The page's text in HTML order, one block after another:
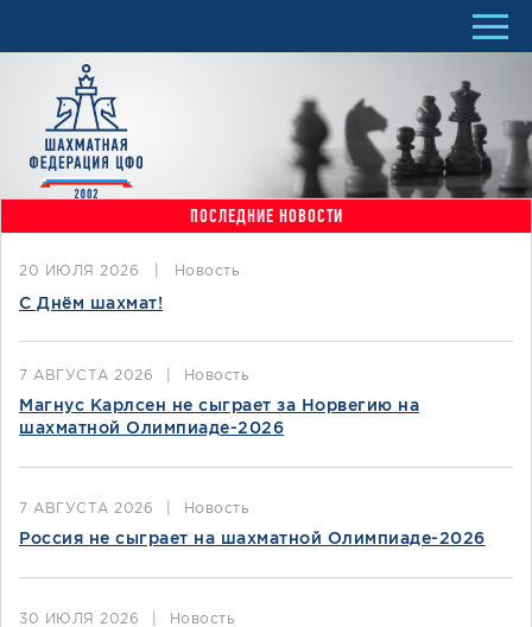
ПОСЛЕДНИЕ НОВОСТИ
С Днём шахмат!
20 ИЮЛЯ 2026 Новость
7 АВГУСТА 2026 Новость
Магнус Карлсен не сыграет за Норвегию на
шахматной Олимпиаде-2026
7 АВГУСТА 2026 Новость
Россия не сыграет на шахматной Олимпиаде-2026
30 ИЮЛЯ 2026 Новость